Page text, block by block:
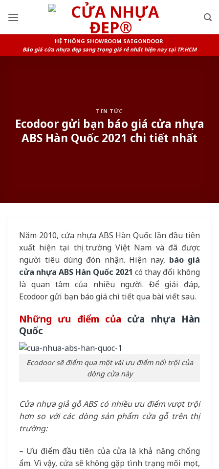
HỆ THỐNG SHOWROOM SAIGONDOOR
Báo giá cửa nhựa đẹp sang trọng giá rẻ nhất hiện nay tại TP.HCM
TIN TỨC
Ecodoor gửi bạn báo giá cửa nhựa
ABS Hàn Quốc 2021 chi tiết nhất
Năm 2010, cửa nhựa ABS Hàn Quốc lần đầu tiên
xuất hiện tại thị trường Việt Nam và đã được
người tiêu dùng đón nhận. Hiện nay, báo giá
cửa nhựa ABS Hàn Quốc 2021 có thay đổi không
là quan tâm của nhiều người. Để giải đáp,
Ecodoor gửi bạn báo giá chi tiết qua bài viết sau.
Những ưu điểm của cửa nhựa Hàn
Quốc
Ecodoor sẽ điểm qua một vài ưu điểm nổi trội của
dòng cửa này
Cửa nhựa giả gỗ ABS có nhiều ưu điểm vượt trội
hơn so với các dòng sản phẩm cửa gỗ trên thị
trường:
– Ưu điểm đầu tiên của cửa là khả năng chống
ẩm. Vì vậy, cửa sẽ không gặp tình trạng mối mọt,